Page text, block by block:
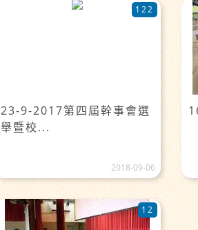
23-9-2017第四屆幹事會選
舉暨校...
122
2018-09-06
12